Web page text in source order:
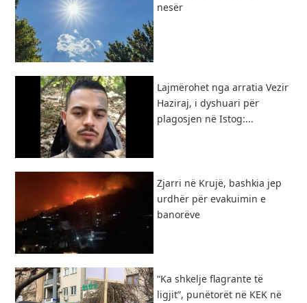
nesër
Lajmërohet nga arratia Vezir
Haziraj, i dyshuari për
plagosjen në Istog:...
Zjarri në Krujë, bashkia jep
urdhër për evakuimin e
banorëve
“Ka shkelje flagrante të
ligjit”, punëtorët në KEK në